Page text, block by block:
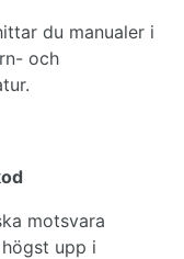
du manualer i
och
motsvara
upp i